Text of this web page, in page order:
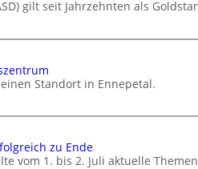
gilt seit Jahrzehnten als
Standort in Ennepetal.
zu Ende
vom 1. bis 2. Juli aktuelle